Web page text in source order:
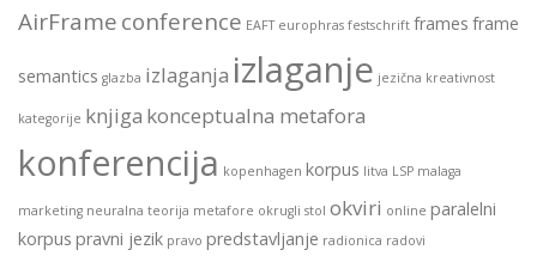
AirFrameconference EAFT europhras festschrift frames frame
semantics glazba izlaganja izlaganje jezična kreativnost
kategorije knjiga konceptualna metafora
konferencija kopenhagen korpus litva LSP malaga
marketing neuralna teorija metafore okrugli stol okviri online paralelni
korpus pravni jezik pravo predstavljanje radionica radovi